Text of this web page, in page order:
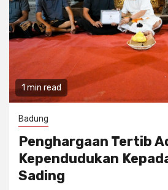
1 min read
Badung
Penghargaan Tertib
Kependudukan
Sading